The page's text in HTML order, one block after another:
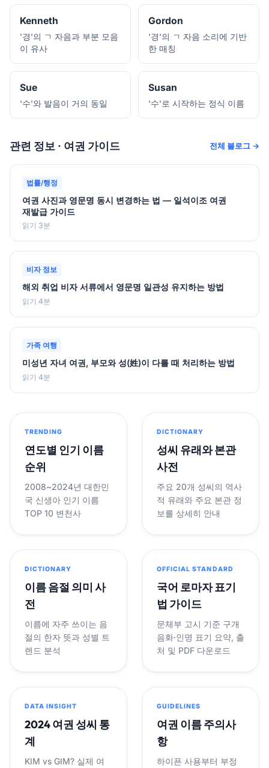
Kenneth
'경'의 ㄱ 자음과 부분 모음
이 유사
Gordon
'경'의 ㄱ 자음 소리에 기반
한 매칭
Sue
'수'와 발음이 거의 동일
Susan
'수'로 시작하는 정식 이름
관련 정보 · 여권 가이드 전체 블로그 →
법률/행정
여권 사진과 영문명 동시 변경하는 법 — 일석이조 여권
재발급 가이드
읽기 3분
비자 정보
해외 취업 비자 서류에서 영문명 일관성 유지하는 방법
읽기 4분
가족 여행
미성년 자녀 여권, 부모와 성(姓)이 다를 때 처리하는 방법
읽기 4분
TRENDING
연도별 인기 이름
순위
2008~2024년 대한민
국 신생아 인기 이름
TOP 10 변천사
DICTIONARY
성씨 유래와 본관
사전
주요 20개 성씨의 역사
적 유래와 주요 본관 정
보를 상세히 안내
DICTIONARY
이름 음절 의미 사
전
이름에 자주 쓰이는 음
절의 한자 뜻과 성별 트
렌드 분석
OFFICIAL STANDARD
국어 로마자 표기
법 가이드
문체부 고시 기준 구개
음화·인명 표기 요약, 출
처 및 PDF 다운로드
DATA INSIGHT
2024 여권 성씨 통
계
KIM vs GIM? 실제 여
GUIDELINES
여권 이름 주의사
항
하이픈 사용부터 부정